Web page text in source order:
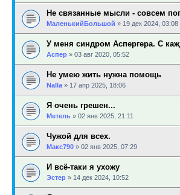
Не связанные мысли - совсем
МаленькийБольшой » 19 дек 2024, 03:08
У меня синдром Аспергера. С
Аспер » 03 авг 2020, 05:52
Не умею жить нужна помощь
Nalla » 17 апр 2025, 18:06
Я очень грешен...
Метель » 02 янв 2025, 21:11
Чужой для всех.
Макс790 » 02 янв 2025, 07:29
И всё-таки я ухожу
Эстер » 14 дек 2024, 10:52